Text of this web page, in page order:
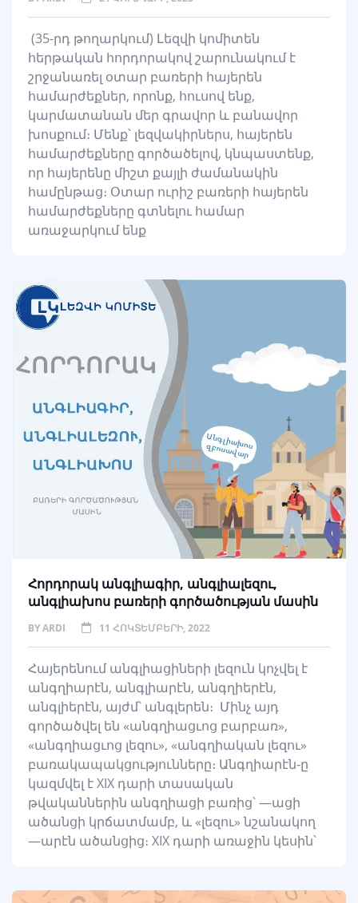
(35-րդ թողարկում) Լեզվի կոմիտեն
հերթական հորդորակով շարունակում է
շրջանառել օտար բառերի հայերեն
համարժեքներ, որոնք, հուսով ենք,
կարմատանան մեր գրավոր և բանավոր
խոսքում։ Մենք՝ լեզվակիրներս, հայերեն
համարժեքները գործածելով, կնպաստենք,
որ հայերենը միշտ քայլի ժամանակին
համընթաց։ Օտար ուրիշ բառերի հայերեն
համարժեքները գտնելու համար
առաջարկում ենք
Հորդորակ անգլիագիր, անգլիալեզու,
անգլիախոս բառերի գործածության մասին
BYARDI 11 ՀՈԿՏԵՄԲԵՐԻ, 2022
Հայերենում անգլիացիների լեզուն կոչվել է
անգղիարէն, անգլիարէն, անգղիերէն,
անգլիերէն, այժմ՝ անգլերեն։ Մինչ այդ
գործածվել են «անգղիացւոց բարբառ»,
«անգղիացւոց լեզու», «անգղիական լեզու»
բառակապակցությունները։ Անգղիարէն-ը
կազմվել է XIХ դարի տասական
թվականներին անգղիացի բառից՝ —ացի
ածանցի կրճատմամբ, և «լեզու» նշանակող
—արէն ածանցից։ XIX դարի առաջին կեսին՝